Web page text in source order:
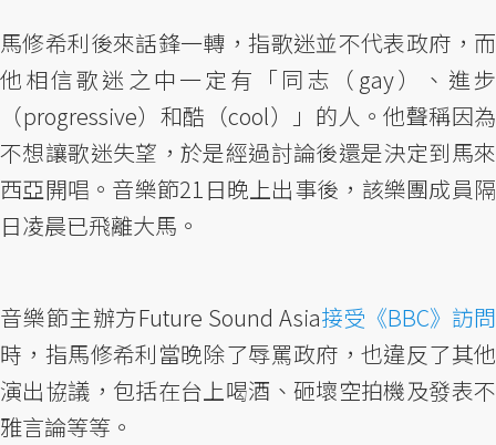
馬修希利後來話鋒一轉，指歌迷並不代表政府，而
他相信歌迷之中一定有「同志（gay）、進步
（progressive）和酷（cool）」的人。他聲稱因為
不想讓歌迷失望，於是經過討論後還是決定到馬來
西亞開唱。音樂節21日晚上出事後，該樂團成員隔
日凌晨已飛離大馬。
音樂節主辦方Future Sound Asia接受《BBC》訪問
時，指馬修希利當晚除了辱罵政府，也違反了其他
演出協議，包括在台上喝酒、砸壞空拍機及發表不
雅言論等等。